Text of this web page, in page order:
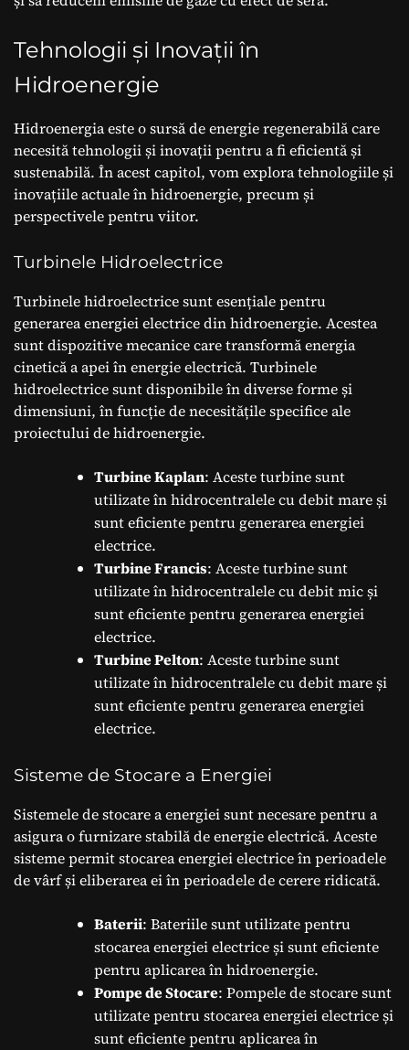
Tehnologii și Inovații în
Hidroenergie
Hidroenergia este o sursă de energie regenerabilă care
necesită tehnologii și inovații pentru a fi eficientă și
sustenabilă. În acest capitol, vom explora tehnologiile și
inovațiile actuale în hidroenergie, precum și
perspectivele pentru viitor.
Turbinele Hidroelectrice
Turbinele hidroelectrice sunt esențiale pentru
generarea energiei electrice din hidroenergie. Acestea
sunt dispozitive mecanice care transformă energia
cinetică a apei în energie electrică. Turbinele
hidroelectrice sunt disponibile în diverse forme și
dimensiuni, în funcție de necesitățile specifice ale
proiectului de hidroenergie.
Turbine Kaplan: Aceste turbine sunt
utilizate în hidrocentralele cu debit mare și
sunt eficiente pentru generarea energiei
electrice.
Turbine Francis: Aceste turbine sunt
utilizate în hidrocentralele cu debit mic și
sunt eficiente pentru generarea energiei
electrice.
Turbine Pelton: Aceste turbine sunt
utilizate în hidrocentralele cu debit mare și
sunt eficiente pentru generarea energiei
electrice.
Sisteme de Stocare a Energiei
Sistemele de stocare a energiei sunt necesare pentru a
asigura o furnizare stabilă de energie electrică. Aceste
sisteme permit stocarea energiei electrice în perioadele
de vârf și eliberarea ei în perioadele de cerere ridicată.
Baterii: Bateriile sunt utilizate pentru
stocarea energiei electrice și sunt eficiente
pentru aplicarea în hidroenergie.
Pompe de Stocare: Pompele de stocare sunt
utilizate pentru stocarea energiei electrice și
sunt eficiente pentru aplicarea în